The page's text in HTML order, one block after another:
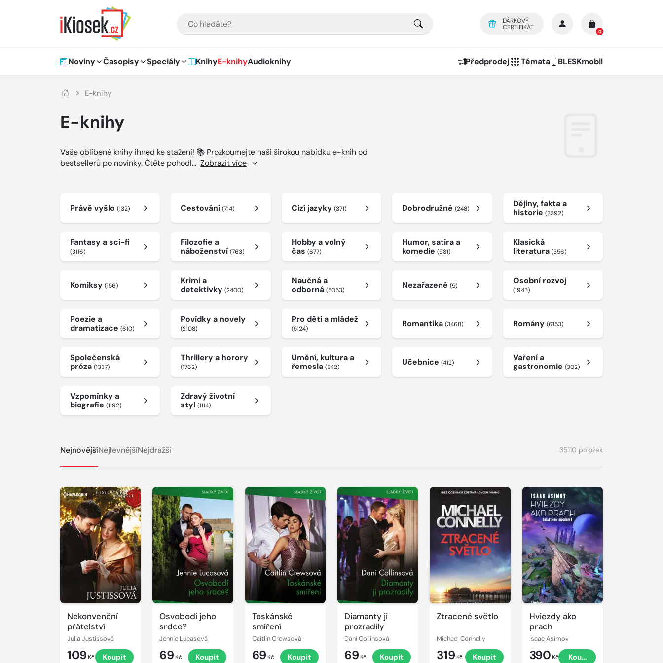
DÁRKOVÝ
CERTIFIKÁT
0
Hlavní navigace
Noviny Časopisy Speciály KnihyE-knihyAudioknihy Předprodej Témata BLESKmobil
E-knihy
E-knihy
Vaše oblíbené knihy ihned ke stažení! 📚 Prozkoumejte naši širokou nabídku e-knih od
bestsellerů po novinky. Čtěte pohodl... Zobrazit více
Právě vyšlo (132) Cestování(714) Cizí jazyky (371) Dobrodružné(248)
Dějiny, fakta a
historie (3392)
Fantasy a sci-fi
(3116)
Filozofie a
náboženství(763)
Hobby a volný
čas (677)
Humor, satira a
komedie(981)
Klasická
literatura (356)
Komiksy (156)
Krimi a
detektivky(2400)
Naučná a
odborná (5053) Nezařazené(5) Osobní rozvoj
(1943)
Poezie a
dramatizace (610)
Povídky a novely
(2108)
Pro děti a mládež
(5124) Romantika(3468) Romány (6153)
Společenská
próza (1337)
Thrillery a horory
(1762)
Umění, kultura a
řemesla (842) Učebnice(412)
Vaření a
gastronomie (302)
Vzpomínky a
biografie (1192)
Zdravý životní
styl(1114)
NejnovějšíNejlevnějšíNejdražší 35110 položek
Nekonvenční
přátelství
Julia Justissová
109 Kč Koupit
Osvobodí jeho
srdce?
Jennie Lucasová
69 Kč Koupit
Toskánské
smíření
Caitlin Crewsová
69 Kč Koupit
Diamanty ji
prozradily
Dani Collinsová
69 Kč Koupit
Ztracené světlo
Michael Connelly
319 Kč Koupit
Hviezdy ako
prach
Isaac Asimov
390 Kč Koupit